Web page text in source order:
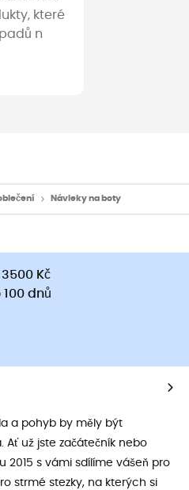
které
n
Návleky na boty
Kč
dnů
a pohyb by měly být
už jste začátečník nebo
2015 s vámi sdílíme vášeň pro
strmé stezky, na kterých si